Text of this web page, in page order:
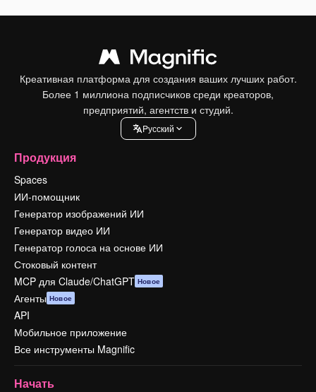
Креативная платформа для создания ваших лучших работ.
Более 1 миллиона подписчиков среди креаторов,
предприятий, агентств и студий.
Pусский
Продукция
Spaces
ИИ-помощник
Генератор изображений ИИ
Генератор видео ИИ
Генератор голоса на основе ИИ
Стоковый контент
MCP для Claude/ChatGPT Новое
Агенты Новое
API
Мобильное приложение
Все инструменты Magnific
Начать